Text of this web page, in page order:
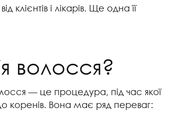
клієнтів і лікарів. Ще одна її
волосся?
— це процедура, під час якої
коренів. Вона має ряд переваг: